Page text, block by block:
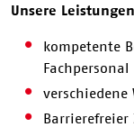
Unsere
kompetente
Fachpersonal
verschiedene
Barrierefreier